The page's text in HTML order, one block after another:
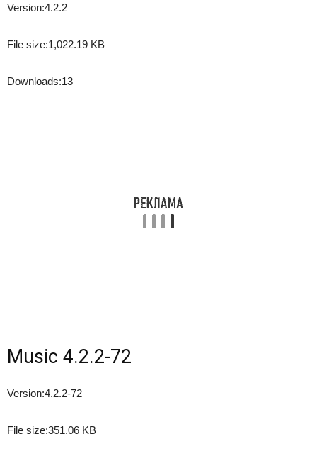
Version:4.2.2
File size:1,022.19 KB
Downloads:13
Music 4.2.2-72
Version:4.2.2-72
File size:351.06 KB